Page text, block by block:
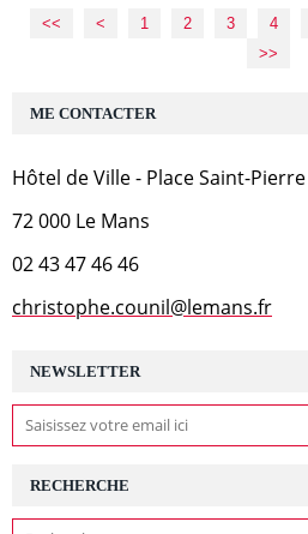
<< < 1 2 3 4
>>
NEWSLETTER
RECHERCHE
ME CONTACTER
Hôtel de Ville - Place Saint-Pierre
72 000 Le Mans
02 43 47 46 46
christophe.counil@lemans.fr